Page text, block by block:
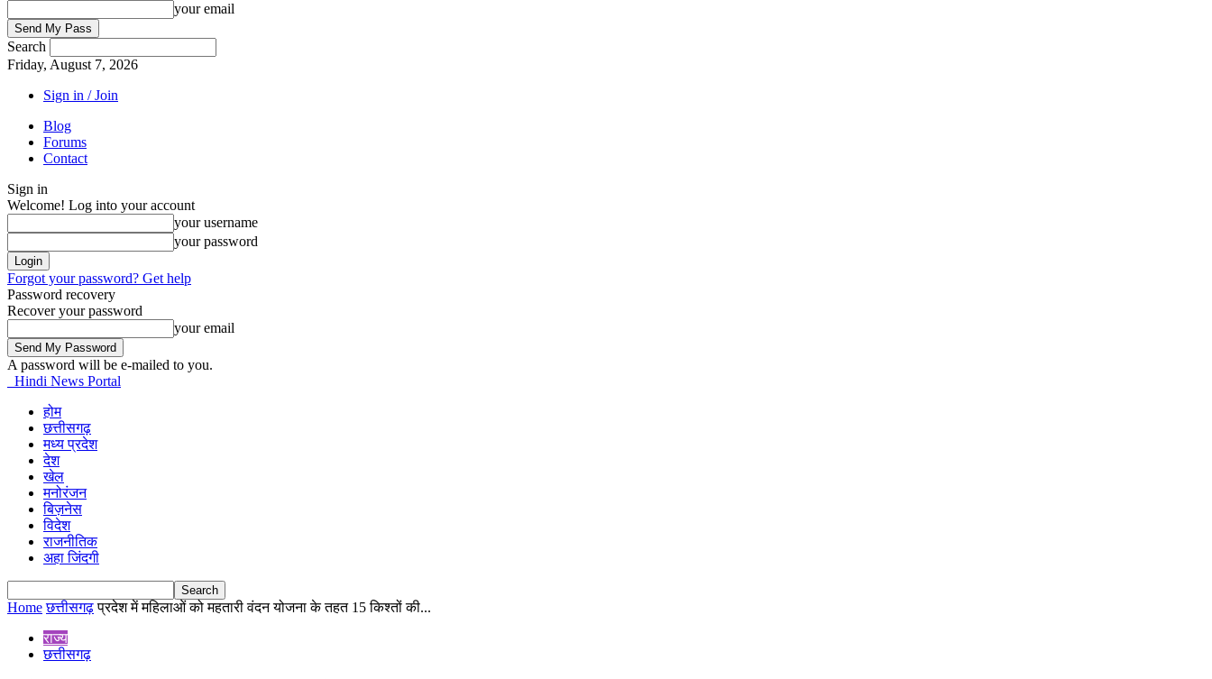
your email
Search
Friday, August 7, 2026
Sign in / Join
Blog
Forums
Contact
Sign in
Welcome! Log into your account
your username
your password
Forgot your password? Get help
Password recovery
Recover your password
your email
A password will be e-mailed to you.
Hindi News Portal
होम
छत्तीसगढ़
मध्य प्रदेश
देश
खेल
मनोरंजन
बिज़नेस
विदेश
राजनीतिक
अहा जिंदगी
Home छत्तीसगढ़ प्रदेश में महिलाओं को महतारी वंदन योजना के तहत 15 किश्तों की...
राज्य
छत्तीसगढ़